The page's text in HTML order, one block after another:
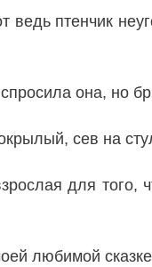
птенчик
она, но
сев на
для того,
любимой